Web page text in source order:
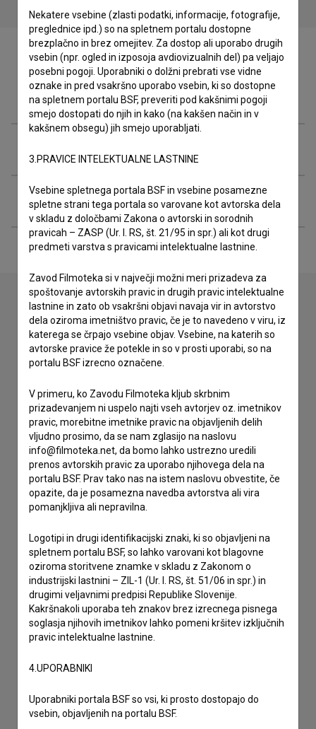
Filmografija (2)
Razširjeni podatki
Stik z uredništvom
Spoštovani, s pomočjo spodnjega obrazca lahko stopite v
stik z uredništvom Baze slovenskih filmov. Veseli bomo vaših
imam vprašanje
prijavljam napako
želim dodati podatke
drugo
Nekatere vsebine (zlasti podatki, informacije, fotografije,
preglednice ipd.) so na spletnem portalu dostopne
brezplačno in brez omejitev. Za dostop ali uporabo drugih
vsebin (npr. ogled in izposoja avdiovizualnih del) pa veljajo
posebni pogoji. Uporabniki o dolžni prebrati vse vidne
oznake in pred vsakršno uporabo vsebin, ki so dostopne
na spletnem portalu BSF, preveriti pod kakšnimi pogoji
smejo dostopati do njih in kako (na kakšen način in v
kakšnem obsegu) jih smejo uporabljati.
3.PRAVICE INTELEKTUALNE LASTNINE
Vsebine spletnega portala BSF in vsebine posamezne
spletne strani tega portala so varovane kot avtorska dela
v skladu z določbami Zakona o avtorski in sorodnih
pravicah – ZASP (Ur. l. RS, št. 21/95 in spr.) ali kot drugi
predmeti varstva s pravicami intelektualne lastnine.
Zavod Filmoteka si v največji možni meri prizadeva za
spoštovanje avtorskih pravic in drugih pravic intelektualne
lastnine in zato ob vsakršni objavi navaja vir in avtorstvo
dela oziroma imetništvo pravic, če je to navedeno v viru, iz
katerega se črpajo vsebine objav. Vsebine, na katerih so
avtorske pravice že potekle in so v prosti uporabi, so na
portalu BSF izrecno označene.
V primeru, ko Zavodu Filmoteka kljub skrbnim
prizadevanjem ni uspelo najti vseh avtorjev oz. imetnikov
pravic, morebitne imetnike pravic na objavljenih delih
vljudno prosimo, da se nam zglasijo na naslovu
info@filmoteka.net, da bomo lahko ustrezno uredili
prenos avtorskih pravic za uporabo njihovega dela na
portalu BSF. Prav tako nas na istem naslovu obvestite, če
opazite, da je posamezna navedba avtorstva ali vira
pomanjkljiva ali nepravilna.
Logotipi in drugi identifikacijski znaki, ki so objavljeni na
spletnem portalu BSF, so lahko varovani kot blagovne
oziroma storitvene znamke v skladu z Zakonom o
industrijski lastnini – ZIL-1 (Ur. l. RS, št. 51/06 in spr.) in
drugimi veljavnimi predpisi Republike Slovenije.
Kakršnakoli uporaba teh znakov brez izrecnega pisnega
soglasja njihovih imetnikov lahko pomeni kršitev izključnih
pravic intelektualne lastnine.
4.UPORABNIKI
Uporabniki portala BSF so vsi, ki prosto dostopajo do
vsebin, objavljenih na portalu BSF.